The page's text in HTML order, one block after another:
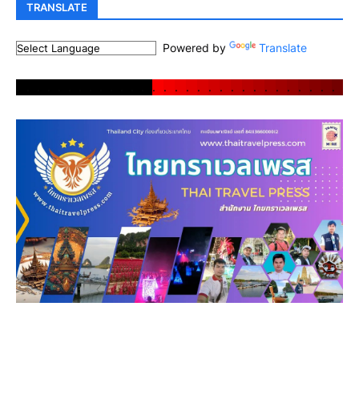
TRANSLATE
Powered by Translate
. . . . . . . . . . . . . . . . .